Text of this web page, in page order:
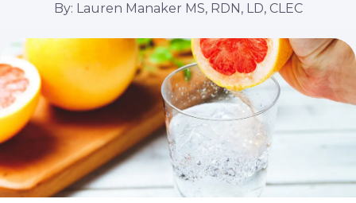
By: Lauren Manaker MS, RDN, LD, CLEC